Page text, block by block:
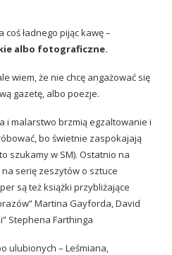
ładnego pijąc kawę –
albo fotograficzne.
wiem, że nie chcę angażować się
gazetę, albo poezje.
i malarstwo brzmią egzaltowanie i
bo świetnie zaspokajają
szukamy w SM). Ostatnio na
serię zeszytów o sztuce
są też książki przybliżające
Martina Gayforda, David
Stephena Farthinga
ulubionych – Leśmiana,